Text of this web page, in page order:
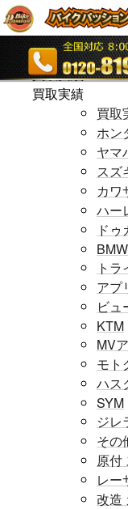
ホームページ
ホー
買取実績
買取実績
買取
ホン
ヤマ
スズ
カワ
ハー
ドゥ
BMW
ト
アプ
ビュ
KTM
MV
モト
ハス
SYM
ジレ
その
原付
レー
改造